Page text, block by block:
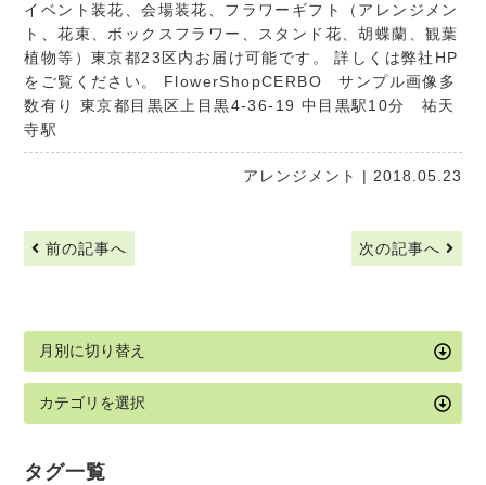
イベント装花、会場装花、フラワーギフト（アレンジメン
ト、花束、ボックスフラワー、スタンド花、胡蝶蘭、観葉
植物等）東京都23区内お届け可能です。 詳しくは弊社HP
をご覧ください。 FlowerShopCERBOサンプル画像多
数有り 東京都目黒区上目黒4-36-19 中目黒駅10分 祐天
寺駅
アレンジメント | 2018.05.23
前の記事へ 次の記事へ
タグ一覧